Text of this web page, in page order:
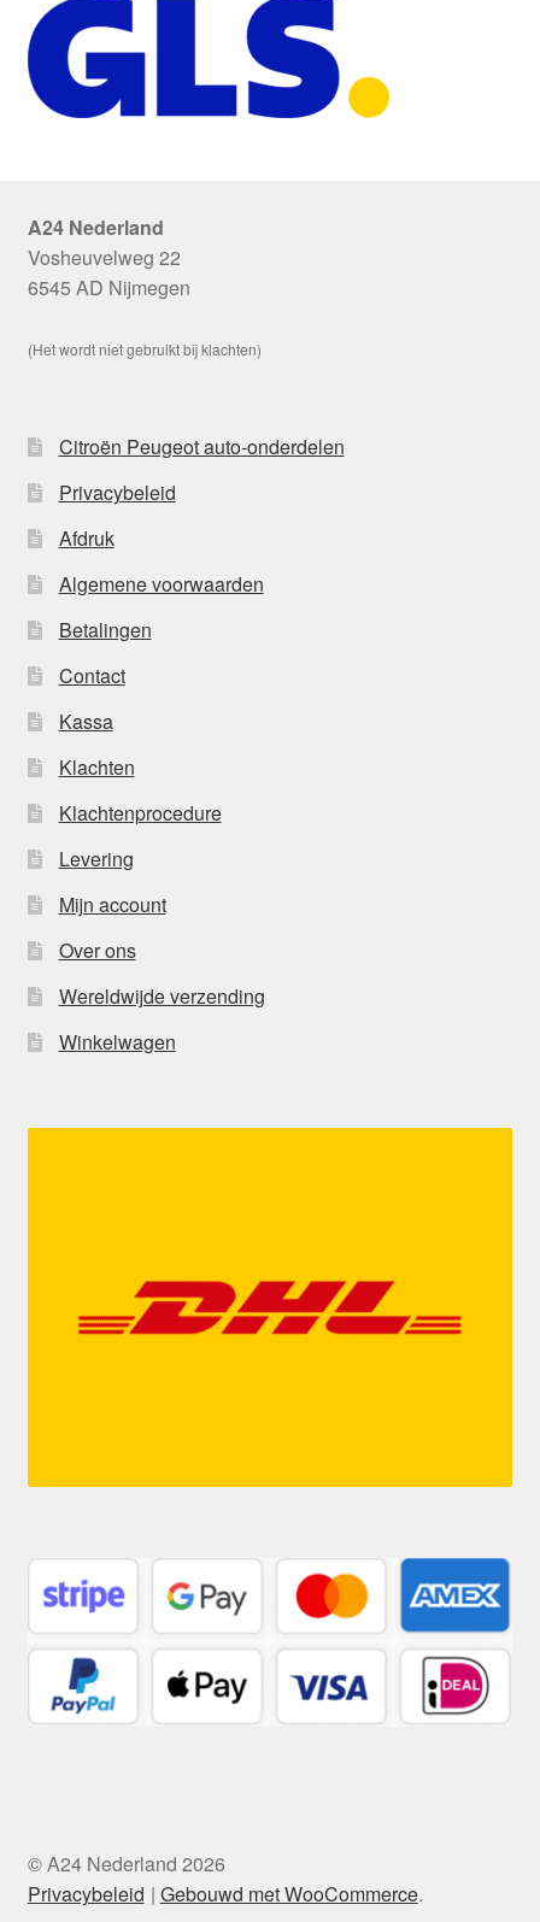
A24 Nederland
Vosheuvelweg 22
6545 AD Nijmegen
(Het wordt niet gebruikt bij klachten)
Citroën Peugeot auto-onderdelen
Privacybeleid
Afdruk
Algemene voorwaarden
Betalingen
Contact
Kassa
Klachten
Klachtenprocedure
Levering
Mijn account
Over ons
Wereldwijde verzending
Winkelwagen
© A24 Nederland 2026
Privacybeleid
Gebouwd met WooCommerce.